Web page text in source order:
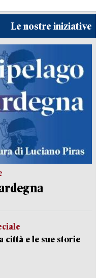
Le nostre iniziative
città e le sue storie